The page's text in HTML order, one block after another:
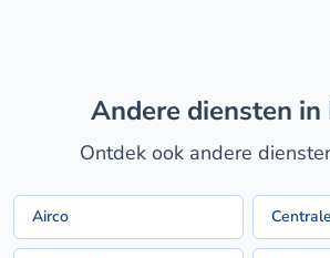
Andere diensten
Ontdek ook andere
Airco